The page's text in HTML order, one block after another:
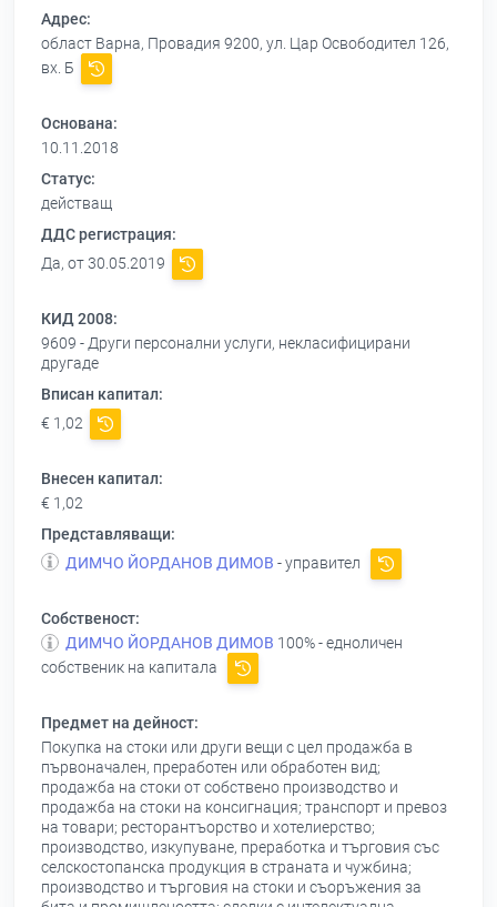
Адрес:
област Варна, Провадия 9200, ул. Цар Освободител 126,
вх. Б
Основана:
10.11.2018
Статус:
действащ
ДДС регистрация:
Да, от 30.05.2019
КИД 2008:
9609 - Други персонални услуги, некласифицирани
другаде
Вписан капитал:
€ 1,02
Внесен капитал:
€ 1,02
Представляващи:
ДИМЧО ЙОРДАНОВ ДИМОВ - управител
Собственост:
ДИМЧО ЙОРДАНОВ ДИМОВ 100% - едноличен
собственик на капитала
Предмет на дейност:
Покупка на стоки или други вещи с цел продажба в
първоначален, преработен или обработен вид;
продажба на стоки от собствено производство и
продажба на стоки на консигнация; транспорт и превоз
на товари; ресторантъорство и хотелиерство;
производство, изкупуване, преработка и търговия със
селскостопанска продукция в страната и чужбина;
производство и търговия на стоки и съоръжения за